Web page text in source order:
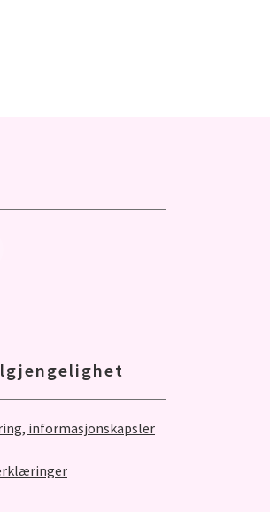
til Instagram
informasjonskapsler